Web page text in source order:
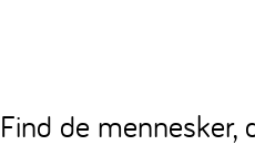
Find de mennesker,